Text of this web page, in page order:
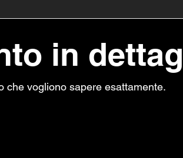
in
che vogliono sapere esattamente.